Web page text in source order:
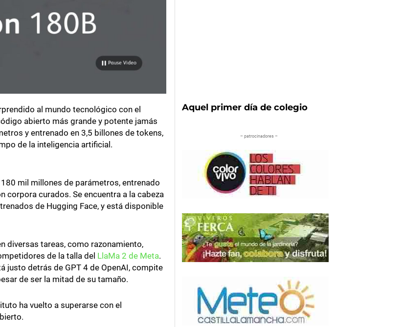
al mundo tecnológico con el
abierto más grande y potente jamás
y entrenado en 3,5 billones de tokens,
de la inteligencia artificial.
mil millones de parámetros, entrenado
corpora curados. Se encuentra a la cabeza
de Hugging Face, y está disponible
diversas tareas, como razonamiento,
de la talla del LlaMa 2 de Meta.
justo detrás de GPT 4 de OpenAI, compite
de ser la mitad de su tamaño.
ha vuelto a superarse con el
Aquel primer día de colegio
– patrocinadores –